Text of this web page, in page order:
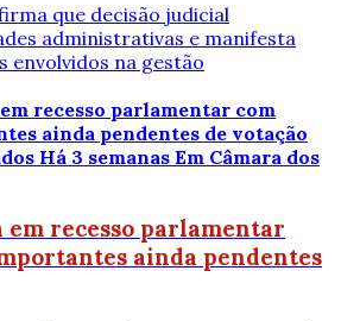
que decisão judicial
administrativas e manifesta
envolvidos na gestão
Há 3 semanas Em Câmara dos
em recesso parlamentar
ainda pendentes